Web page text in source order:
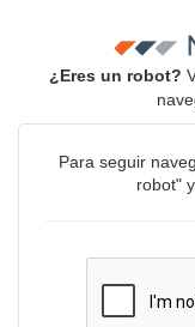
¿Eres un robot?
Para seguir
robot"